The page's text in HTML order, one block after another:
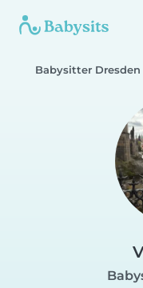
Babysitter Dresden